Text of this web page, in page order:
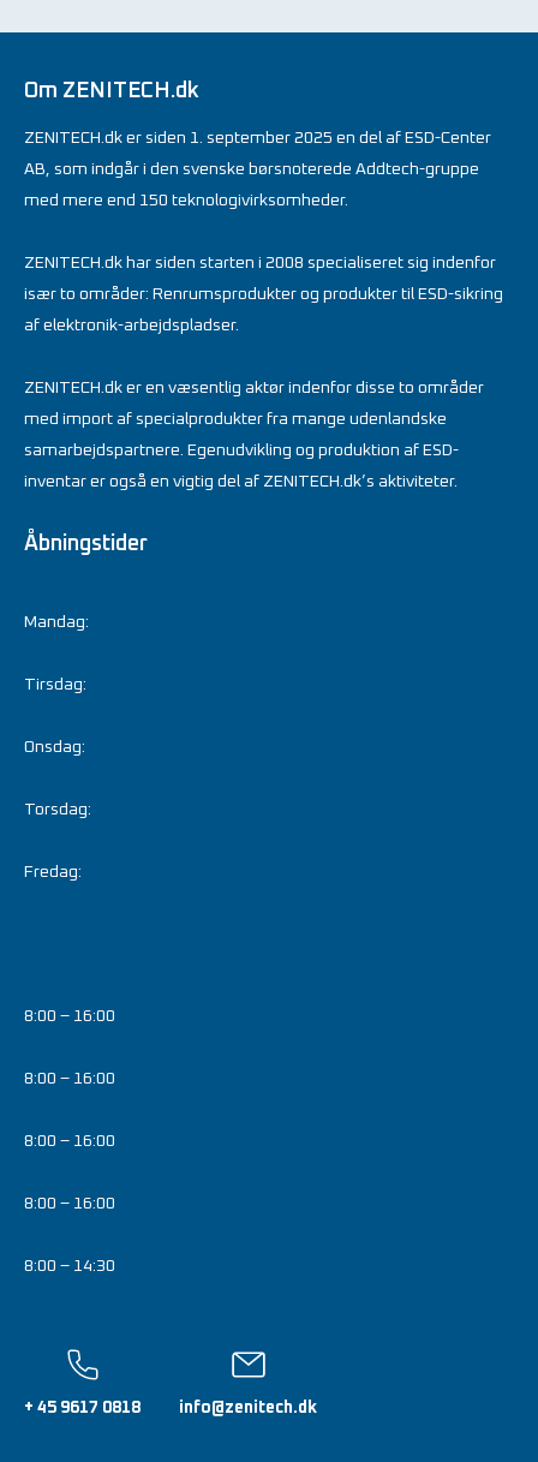
Om ZENITECH.dk
ZENITECH.dk er siden 1. september 2025 en del af ESD-Center
AB, som indgår i den svenske børsnoterede Addtech-gruppe
med mere end 150 teknologivirksomheder.
ZENITECH.dk har siden starten i 2008 specialiseret sig indenfor
især to områder: Renrumsprodukter og produkter til ESD-sikring
af elektronik-arbejdspladser.
ZENITECH.dk er en væsentlig aktør indenfor disse to områder
med import af specialprodukter fra mange udenlandske
samarbejdspartnere. Egenudvikling og produktion af ESD-
inventar er også en vigtig del af ZENITECH.dk’s aktiviteter.
Åbningstider
Mandag:
Tirsdag:
Onsdag:
Torsdag:
Fredag:
8:00 – 16:00
8:00 – 16:00
8:00 – 16:00
8:00 – 16:00
8:00 – 14:30
+ 45 9617 0818 info@zenitech.dk